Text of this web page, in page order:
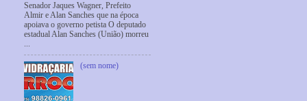
Senador Jaques Wagner, Prefeito
Almir e Alan Sanches que na época
apoiava o governo petista O deputado
estadual Alan Sanches (União) morreu
...
(sem nome)